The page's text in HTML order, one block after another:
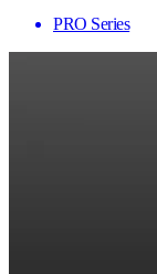
PRO Series